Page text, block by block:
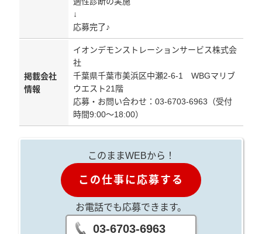
↓
応募完了♪
掲載会社
情報
イオンデモンストレーションサービス株式会
社
千葉県千葉市美浜区中瀬2-6-1 WBGマリブ
ウエスト21階
応募・お問い合わせ：03-6703-6963（受付
時間9:00～18:00）
このままWEBから！
この仕事に応募する
お電話でも応募できます。
03-6703-6963